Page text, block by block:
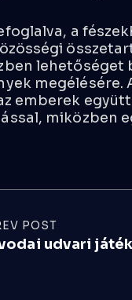
a
lehetőséget
megélésére.
emberek
miközben
POST
udvari